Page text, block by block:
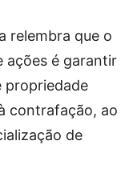
relembra que o
ações é garantir
propriedade
contrafação, ao
de